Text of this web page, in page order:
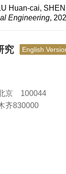
Huan-cai,
Engineering,
究 English
北京 100044
齐830000